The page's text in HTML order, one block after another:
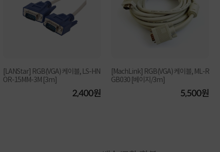
[LANStar] RGB(VGA) 케이블, LS-HN
OR-15MM-3M [3m]
2,400원
[MachLink] RGB(VGA) 케이블, ML-R
GB030 [베이지/3m]
5,500원